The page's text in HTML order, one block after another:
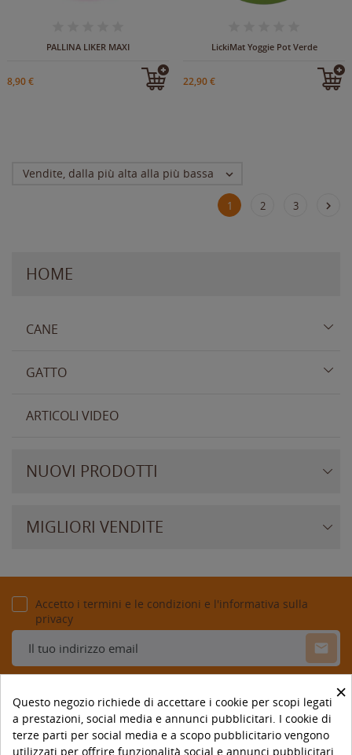
HOME
CANE
GATTO
ARTICOLI VIDEO
NUOVI PRODOTTI
MIGLIORI VENDITE
PALLINA LIKER MAXI
8,90 €
LickiMat Yoggie Pot Verde
22,90 €
Vendite, dalla più alta alla più bassa 
1 2 3 
Accetto i termini e le condizioni e l'informativa sulla
privacy
×
Questo negozio richiede di accettare i cookie per scopi legati
a prestazioni, social media e annunci pubblicitari. I cookie di
terze parti per social media e a scopo pubblicitario vengono
utilizzati per offrire funzionalità social e annunci pubblicitari